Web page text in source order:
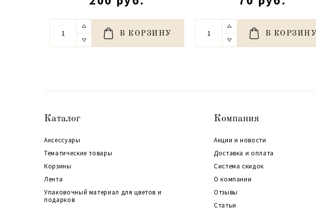
В КОРЗИНУ В КОРЗИНУ
Каталог
Аксессуары
Тематические товары
Корзины
Лента
Упаковочный материал для цветов и
подарков
Компания
Акции и новости
Доставка и оплата
Система скидок
О компании
Отзывы
Статьи